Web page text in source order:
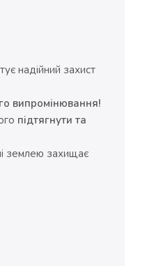
надійний захист
випромінювання!
підтягнути та
землею захищає